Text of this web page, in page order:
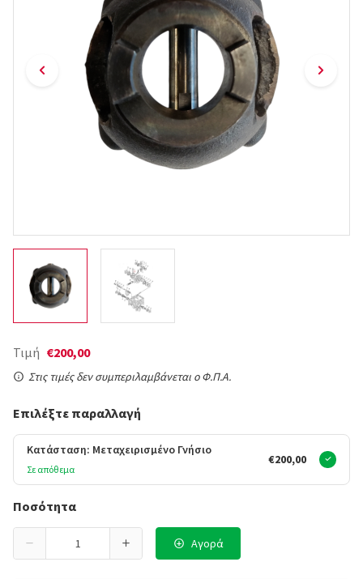
Τιμή €200,00
Στις τιμές δεν συμπεριλαμβάνεται ο Φ.Π.Α.
Επιλέξτε παραλλαγή
Κατάσταση: Μεταχειρισμένο Γνήσιο
Σε απόθεμα
€200,00
Ποσότητα
Αγορά